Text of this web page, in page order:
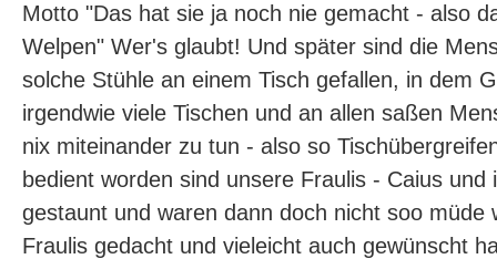
Motto "Das hat sie ja noch nie gemacht - also
Welpen" Wer's glaubt! Und später sind die
solche Stühle an einem Tisch gefallen, in dem
irgendwie viele Tischen und an allen saßen
nix miteinander zu tun - also so
bedient worden sind unsere Fraulis - Caius und
gestaunt und waren dann doch nicht soo müde
Fraulis gedacht und vieleicht auch gewünscht